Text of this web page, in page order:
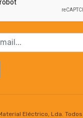
Eléctrico, Lda.